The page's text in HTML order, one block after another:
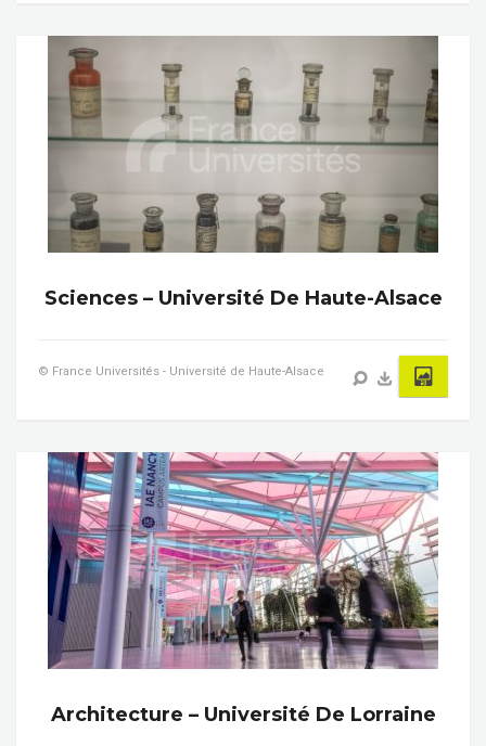
Sciences – Université De Haute-Alsace
© France Universités - Université de Haute-Alsace
Architecture – Université De Lorraine